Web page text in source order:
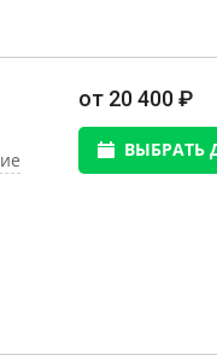
от 20 400 ₽
ВЫБРАТЬ